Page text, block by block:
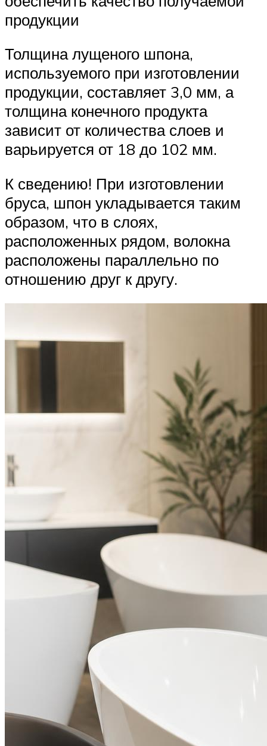
продукции
Толщина лущеного шпона,
используемого при изготовлении
продукции, составляет 3,0 мм, а
толщина конечного продукта
зависит от количества слоев и
варьируется от 18 до 102 мм.
К сведению! При изготовлении
бруса, шпон укладывается таким
образом, что в слоях,
расположенных рядом, волокна
расположены параллельно по
отношению друг к другу.